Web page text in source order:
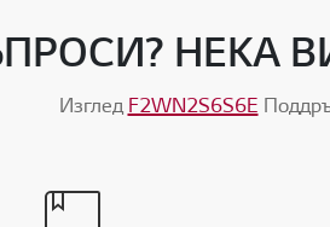
НЕКА
Изглед F2WN2S6S6E